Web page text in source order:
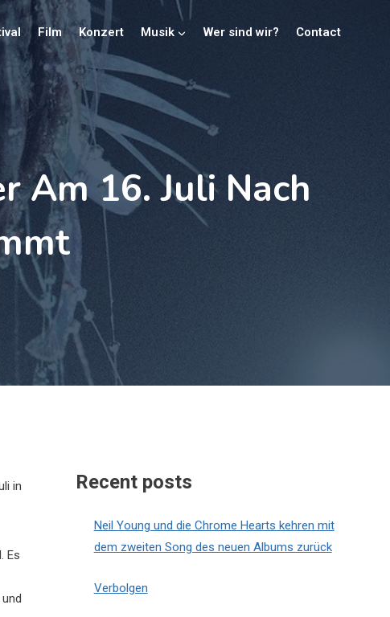
Film Konzert Musik Wer sind wir? Contact
Am 16. Juli Nach
in
Es
Recent posts
Neil Young und die Chrome Hearts kehren mit
dem zweiten Song des neuen Albums zurück
Verbolgen